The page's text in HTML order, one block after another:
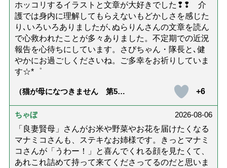
ホッコリするイラストと文章が大好きでした❢❢ 介
護では身内に理解してもらえないもどかしさを感じた
り､いろいろありましたが､ぬらりんさんの文章を読ん
で心救われたことが多々ありました。不定期での近況
報告を心待ちにしています。さびちゃん・隊長と､健
やかにお過ごしくださいね。ご多幸をお祈りしていま
す☆*゜
（猫が母になつきません 第500
+6
ちゃぼ
2026-08-06
「良妻賢母」さんがお米や野菜やお花を届けたくなる
マナミコさんも、ステキなお姉様です。きっとマナミ
コさんが「うわー！」と喜んでくれる顔を見たくて、
あれこれ詰めて持って来てくださってるのだと思いま